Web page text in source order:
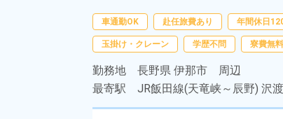
車通勤OK 赴任旅費あり 年間休日
玉掛け・クレーン 学歴不問 寮費無料
勤務地 長野県 伊那市 周辺
最寄駅 JR飯田線(天竜峡～辰野) 沢